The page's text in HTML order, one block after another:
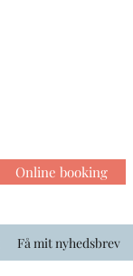
Online booking
Få mit nyhedsbrev